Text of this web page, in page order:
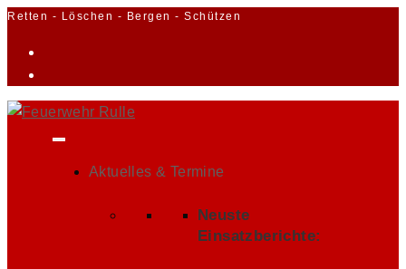
Zum
Retten - Löschen - Bergen - Schützen
Aktuelles & Termine
Neuste
Einsatzberichte: